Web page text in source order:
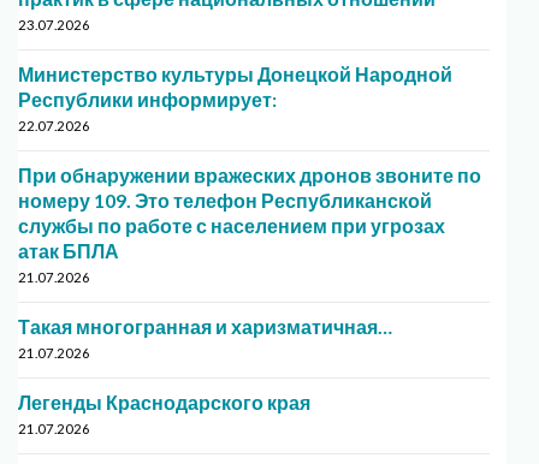
23.07.2026
Министерство культуры Донецкой Народной
Республики информирует:
22.07.2026
При обнаружении вражеских дронов звоните по
номеру 109. Это телефон Республиканской
службы по работе с населением при угрозах
атак БПЛА
21.07.2026
Такая многогранная и харизматичная…
21.07.2026
Легенды Краснодарского края
21.07.2026